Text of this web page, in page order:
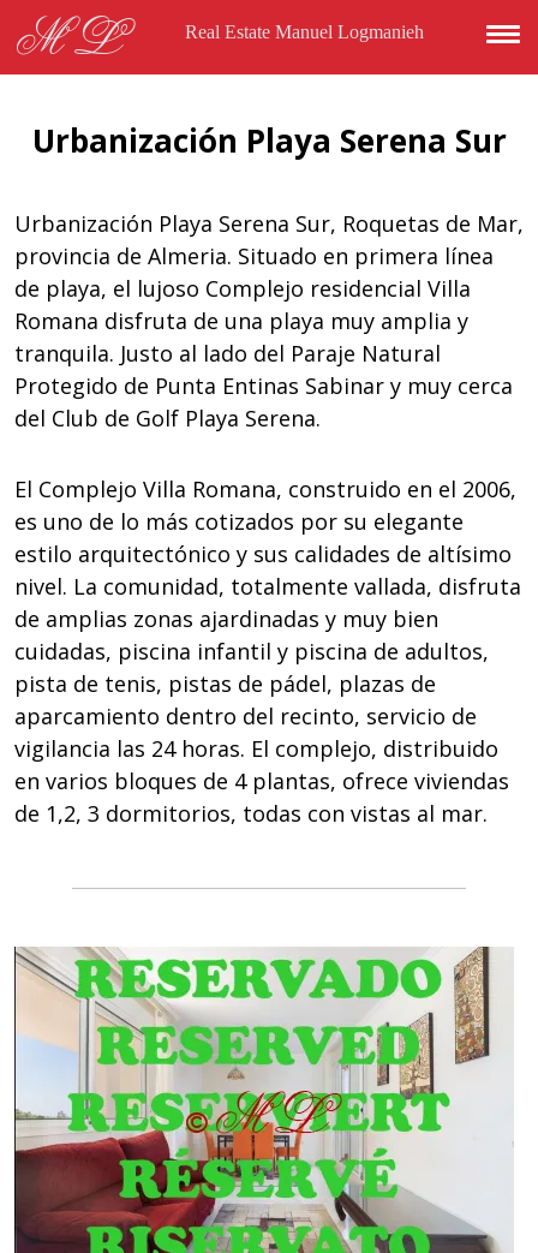
ML Real Estate Manuel Logmanieh
Urbanización Playa Serena Sur
Urbanización Playa Serena Sur, Roquetas de Mar,
provincia de Almeria. Situado en primera línea
de playa, el lujoso Complejo residencial Villa
Romana disfruta de una playa muy amplia y
tranquila. Justo al lado del Paraje Natural
Protegido de Punta Entinas Sabinar y muy cerca
del Club de Golf Playa Serena.
El Complejo Villa Romana, construido en el 2006,
es uno de lo más cotizados por su elegante
estilo arquitectónico y sus calidades de altísimo
nivel. La comunidad, totalmente vallada, disfruta
de amplias zonas ajardinadas y muy bien
cuidadas, piscina infantil y piscina de adultos,
pista de tenis, pistas de pádel, plazas de
aparcamiento dentro del recinto, servicio de
vigilancia las 24 horas. El complejo, distribuido
en varios bloques de 4 plantas, ofrece viviendas
de 1,2, 3 dormitorios, todas con vistas al mar.